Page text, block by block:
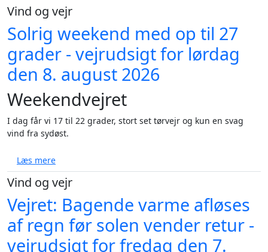
Vind og vejr
Solrig weekend med op til 27
grader - vejrudsigt for lørdag
den 8. august 2026
Weekendvejret
I dag får vi 17 til 22 grader, stort set tørvejr og kun en svag
vind fra sydøst.
Læs mereom Solrig weekend med op til 27 grader -
Vind og vejr
Vejret: Bagende varme afløses
af regn før solen vender retur -
vejrudsigt for fredag den 7.